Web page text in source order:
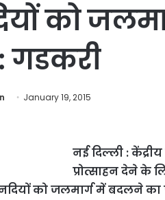
को
गडकरी
January 19, 2015
नई दिल्ली :
प्रोत्साहन देने के
को जलमार्ग में बदलने का